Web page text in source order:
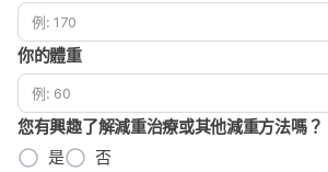
你的體重
您有興趣了解減重治療或其他減重方法嗎？
是
否